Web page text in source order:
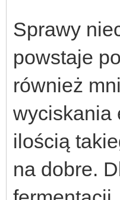
Sprawy
powstaje
również
wyciskania
ilością
na dobre.